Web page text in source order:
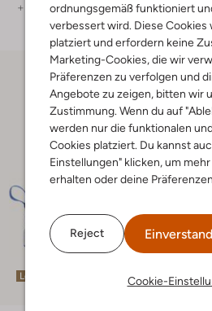
ordnungsgemäß funktioniert
verbessert wird. Diese Cookies
platziert und erfordern keine
Marketing-Cookies, die wir
Präferenzen zu verfolgen und
Angebote zu zeigen, bitten wir
Zustimmung. Wenn du auf
werden nur die funktionalen
Cookies platziert. Du kannst
Einstellungen" klicken, um
erhalten oder deine
Reject
Cookie-
+ mehr farben
Letzte Größen